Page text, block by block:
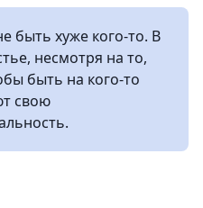
быть хуже кого-то. В
несмотря на то,
быть на кого-то
свою